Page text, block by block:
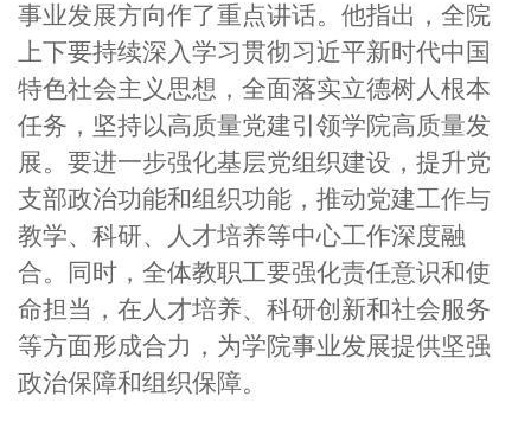
事业发展方向作了重点讲话。他指出，全院
上下要持续深入学习贯彻习近平新时代中国
特色社会主义思想，全面落实立德树人根本
任务，坚持以高质量党建引领学院高质量发
展。要进一步强化基层党组织建设，提升党
支部政治功能和组织功能，推动党建工作与
教学、科研、人才培养等中心工作深度融
合。同时，全体教职工要强化责任意识和使
命担当，在人才培养、科研创新和社会服务
等方面形成合力，为学院事业发展提供坚强
政治保障和组织保障。